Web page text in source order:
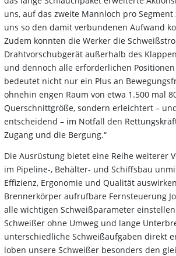
uns, auf das zweite Mannloch pro
uns so den damit verbundenen Aufwand
Zudem konnten die Werker die
Drahtvorschubgerät außerhalb des
und dennoch alle erforderlichen Positionen
bedeutet nicht nur ein Plus an
ohnehin engen Raum von etwa 1.500 mal
Querschnittgröße, sondern erleichtert –
entscheidend – im Notfall den
Zugang und die Bergung.“
Die Ausrüstung bietet eine Reihe weiterer
im Pipeline-, Behälter- und Schiffsbau
Effizienz, Ergonomie und Qualität
Brennerkörper aufrufbare Fernsteuerung
alle wichtigen Schweißparameter
Schweißer ohne Umweg und lange
unterschiedliche Schweißaufgaben direkt
loben unsere Schweißer besonders den